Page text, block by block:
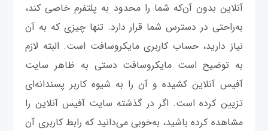
آنلاین بدون آن‌که شما را محدود به پلتفرم خاصی کند،
به‌راحتی در دسترس‌ شما قرار دارد. تنها چیزی که به آن
نیاز دارید، حساب کاربری مایکروسافت است. البته لازم
به توضیح است مایکروسافت دستی به ظاهر سایت
آفیس آنلاین کشیده و آن‌ را به شیوه کاربر پسندانه‌ای
تزیین کرده است. اگر در گذشته سایت آفیس آنلاین را
مشاهده کرده باشید، به‌خوبی می‌دانید که رابط کاربری آن